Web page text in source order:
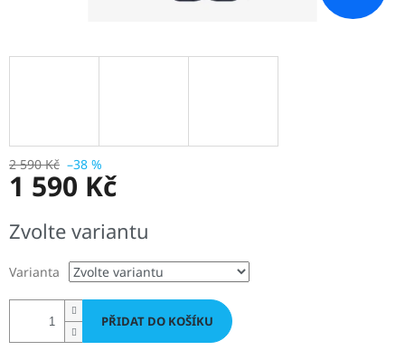
2 590 Kč –38 %
1 590 Kč
cena:
Zvolte variantu
Varianta
PŘIDAT DO KOŠÍKU